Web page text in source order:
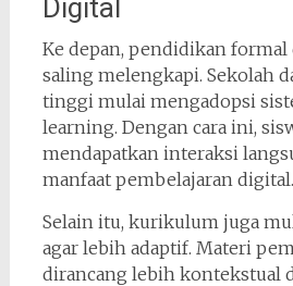
Digital
Ke depan, pendidikan formal
saling melengkapi. Sekolah
tinggi mulai mengadopsi
learning. Dengan cara ini,
mendapatkan interaksi
manfaat pembelajaran digital.
Selain itu, kurikulum juga
agar lebih adaptif. Materi
dirancang lebih kontekstual